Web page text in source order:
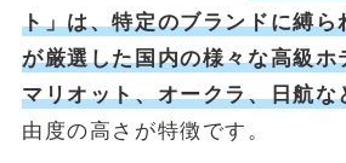
ト」は、特定のブランドに縛ら
が厳選した国内の様々な高級ホ
マリオット、オークラ、日航な
由度の高さが特徴です。